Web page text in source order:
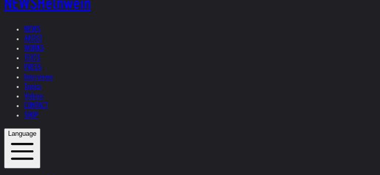
NEWSHelnwein
NEWS
ARTIST
WORKS
TEXTS
PRESS
Interviews
Topics
Videos
CONTACT
SHOP
Language